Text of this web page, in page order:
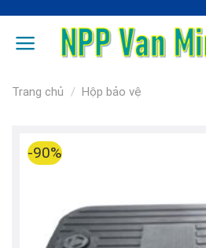
content
Trang chủ / Hộp bảo vệ
-90%